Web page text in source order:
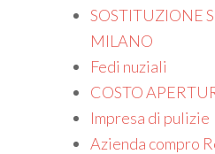
SOSTITUZIONE
MILANO
Fedi nuziali
COSTO
Impresa di pulizie
Azienda compro